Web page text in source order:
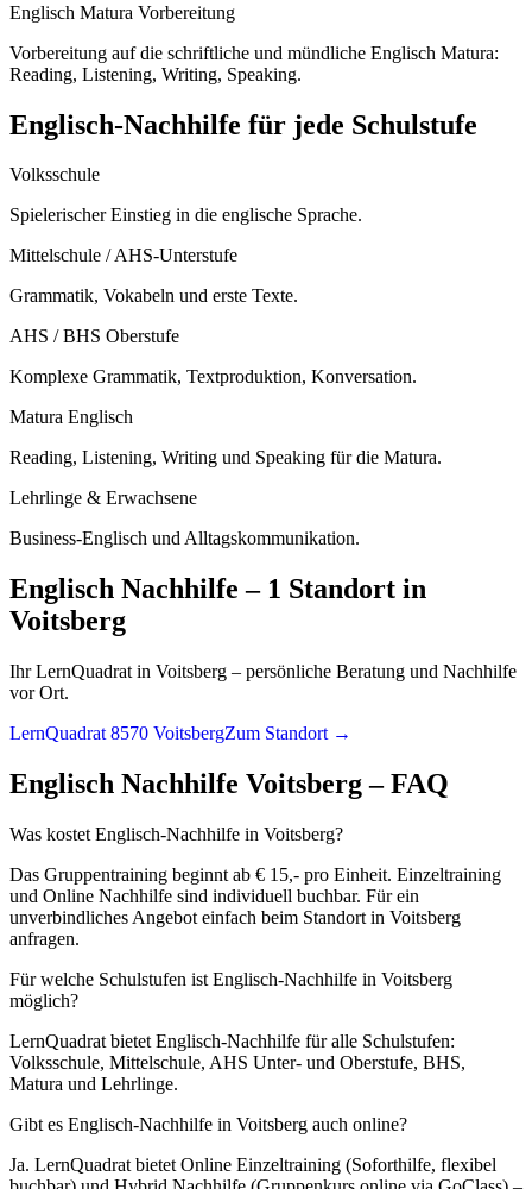
Englisch Matura Vorbereitung
Vorbereitung auf die schriftliche und mündliche Englisch Matura:
Reading, Listening, Writing, Speaking.
Englisch-Nachhilfe für jede Schulstufe
Volksschule
Spielerischer Einstieg in die englische Sprache.
Mittelschule / AHS-Unterstufe
Grammatik, Vokabeln und erste Texte.
AHS / BHS Oberstufe
Komplexe Grammatik, Textproduktion, Konversation.
Matura Englisch
Reading, Listening, Writing und Speaking für die Matura.
Lehrlinge & Erwachsene
Business-Englisch und Alltagskommunikation.
Englisch Nachhilfe – 1 Standort in
Voitsberg
Ihr LernQuadrat in Voitsberg – persönliche Beratung und Nachhilfe
vor Ort.
LernQuadrat 8570 VoitsbergZum Standort →
Englisch Nachhilfe Voitsberg– FAQ
Was kostet Englisch-Nachhilfe in Voitsberg?
Das Gruppentraining beginnt ab € 15,- pro Einheit. Einzeltraining
und Online Nachhilfe sind individuell buchbar. Für ein
unverbindliches Angebot einfach beim Standort in Voitsberg
anfragen.
Für welche Schulstufen ist Englisch-Nachhilfe in Voitsberg
möglich?
LernQuadrat bietet Englisch-Nachhilfe für alle Schulstufen:
Volksschule, Mittelschule, AHS Unter- und Oberstufe, BHS,
Matura und Lehrlinge.
Gibt es Englisch-Nachhilfe in Voitsberg auch online?
Ja. LernQuadrat bietet Online Einzeltraining (Soforthilfe, flexibel